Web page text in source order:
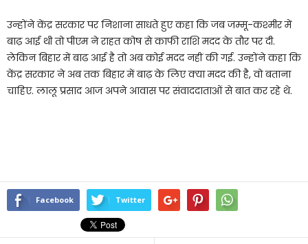
उन्होंने केंद्र सरकार पर निशाना साधते हुए कहा कि जब जम्मू-कश्मीर में
बाढ़ आई थी तो पीएम ने राहत कोष से काफी राशि मदद के तौर पर दी.
लेकिन बिहार में बाढ आई है तो अब कोई मदद नहीं की गई. उन्होंने कहा कि
केंद्र सरकार ने अब तक बिहार में बाढ़ के लिए क्या मदद की है, वो बताना
चाहिए. लालू प्रसाद आज अपने आवास पर संवाददाताओं से बात कर रहे थे.
Facebook Twitter